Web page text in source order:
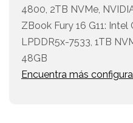
4800, 2TB NVMe,
ZBook Fury 16 G11:
LPDDR5x-7533, 1TB
48GB
Encuentra más